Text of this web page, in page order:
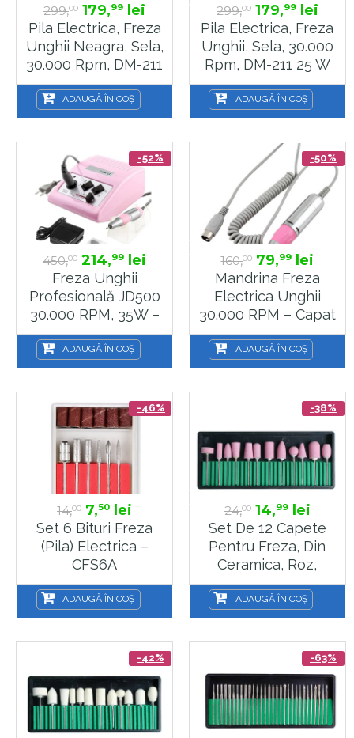
299,00 179,99 lei
Pila Electrica, Freza
Unghii Neagra, Sela,
30.000 Rpm, DM-211
25 W
ADAUGĂ ÎN COȘ
299,00 179,99lei
Pila Electrica, Freza
Unghii, Sela, 30.000
Rpm, DM-211 25 W
ADAUGĂ ÎN COȘ
-52%
450,00 214,99 lei
Freza Unghii
Profesională JD500
30.000 RPM, 35W –
Pilă Electrică Cu
Pedală, Reglaj
Viteză Și Sens
ADAUGĂ ÎN COȘ
-50%
160,00 79,99 lei
Mandrina Freza
Electrica Unghii
30.000 RPM – Capat
De Lucru Universal –
MANDR1
ADAUGĂ ÎN COȘ
-46%
14,00 7,50 lei
Set 6 Bituri Freza
(pila) Electrica –
CFS6A
ADAUGĂ ÎN COȘ
-38%
24,00 14,99lei
Set De 12 Capete
Pentru Freza, Din
Ceramica, Roz,
CFS13
ADAUGĂ ÎN COȘ
-42% -63%